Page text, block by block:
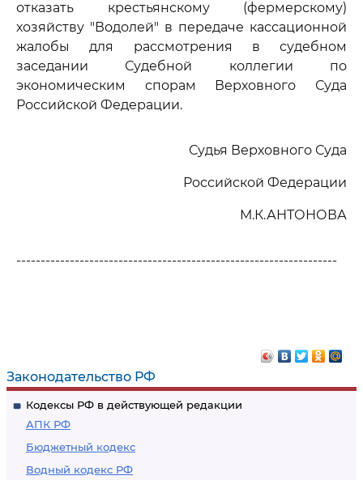
Законодательство РФ
Кодексы РФ в действующей редакции
АПК РФ
Бюджетный кодекс
Водный кодекс РФ
отказать крестьянскому (фермерскому)
хозяйству "Водолей" в передаче кассационной
жалобы для рассмотрения в судебном
заседании Судебной коллегии по
экономическим спорам Верховного Суда
Российской Федерации.
Судья Верховного Суда
Российской Федерации
М.К.АНТОНОВА
------------------------------------------------------------------